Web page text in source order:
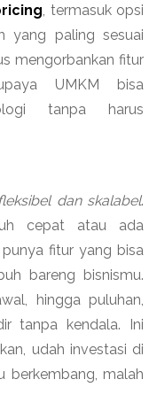
, termasuk opsi
yang paling sesuai
mengorbankan fitur
UMKM bisa
tanpa harus
fleksibel dan skalabel.
cepat atau ada
punya fitur yang bisa
bareng bisnismu.
hingga puluhan,
tanpa kendala. Ini
udah investasi di
berkembang, malah